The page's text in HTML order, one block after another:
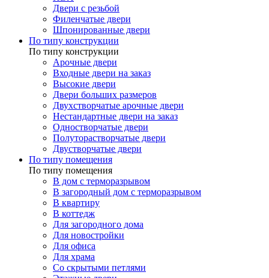
Двери с резьбой
Филенчатые двери
Шпонированные двери
По типу конструкции
По типу конструкции
Арочные двери
Входные двери на заказ
Высокие двери
Двери больших размеров
Двухстворчатые арочные двери
Нестандартные двери на заказ
Одностворчатые двери
Полуторастворчатые двери
Двустворчатые двери
По типу помещения
По типу помещения
В дом с терморазрывом
В загородный дом с терморазрывом
В квартиру
В коттедж
Для загородного дома
Для новостройки
Для офиса
Для храма
Со скрытыми петлями